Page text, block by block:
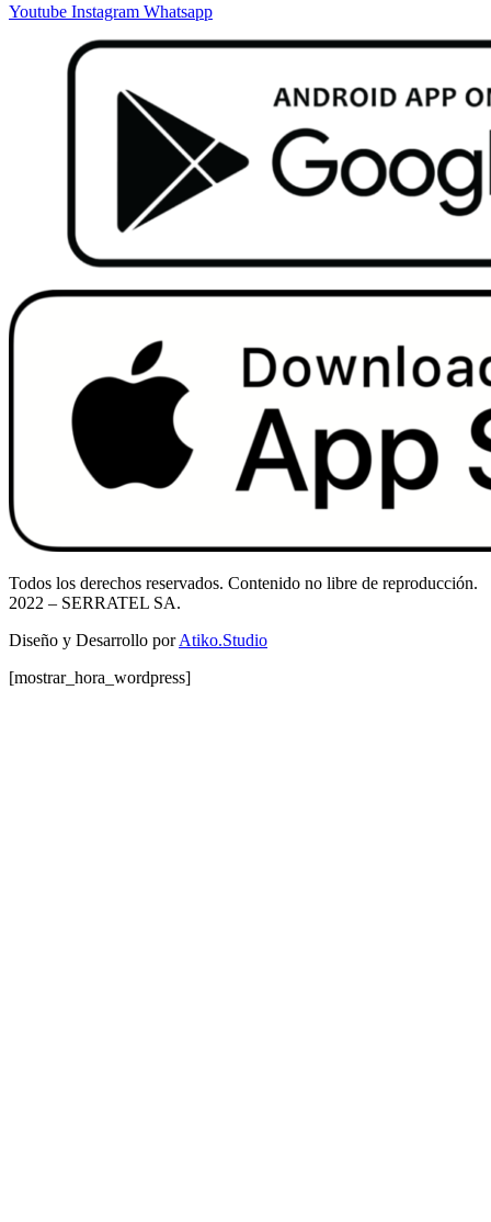
Youtube Instagram Whatsapp
Todos los derechos reservados. Contenido no libre de reproducción.
2022 – SERRATEL SA.
Diseño y Desarrollo porAtiko.Studio
[mostrar_hora_wordpress]